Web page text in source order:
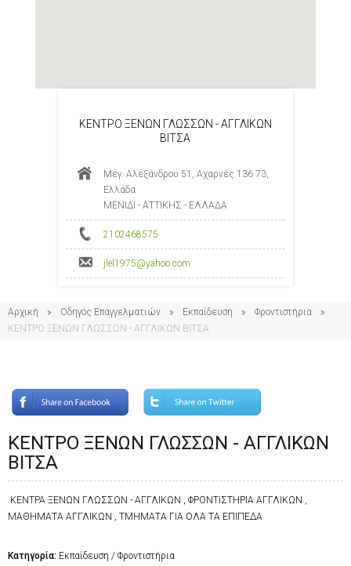
ΚΕΝΤΡΟ ΞΕΝΩΝ ΓΛΩΣΣΩΝ - ΑΓΓΛΙΚΩΝ
ΒΙΤΣΑ
Μεγ. Αλεξάνδρου 51, Αχαρνές 136 73,
Ελλάδα
ΜΕΝΙΔΙ - ΑΤΤΙΚΗΣ - ΕΛΛΑΔΑ
2102468575
jlel1975@yahoo.com
Αρχική Οδηγός Επαγγελματιών Εκπαίδευση
Φροντιστήρια
ΚΕΝΤΡΟ ΞΕΝΩΝ ΓΛΩΣΣΩΝ - ΑΓΓΛΙΚΩΝ ΒΙΤΣΑ
ΚΕΝΤΡΟ ΞΕΝΩΝ ΓΛΩΣΣΩΝ - ΑΓΓΛΙΚΩΝ
ΒΙΤΣΑ
ΚΕΝΤΡΑ ΞΕΝΩΝ ΓΛΩΣΣΩΝ - ΑΓΓΛΙΚΩΝ , ΦΡΟΝΤΙΣΤΗΡΙΑ ΑΓΓΛΙΚΩΝ ,
ΜΑΘΗΜΑΤΑ ΑΓΓΛΙΚΩΝ , ΤΜΗΜΑΤΑ ΓΙΑ ΟΛΑ ΤΑ ΕΠΙΠΕΔΑ
Κατηγορία: Εκπαίδευση / Φροντιστήρια